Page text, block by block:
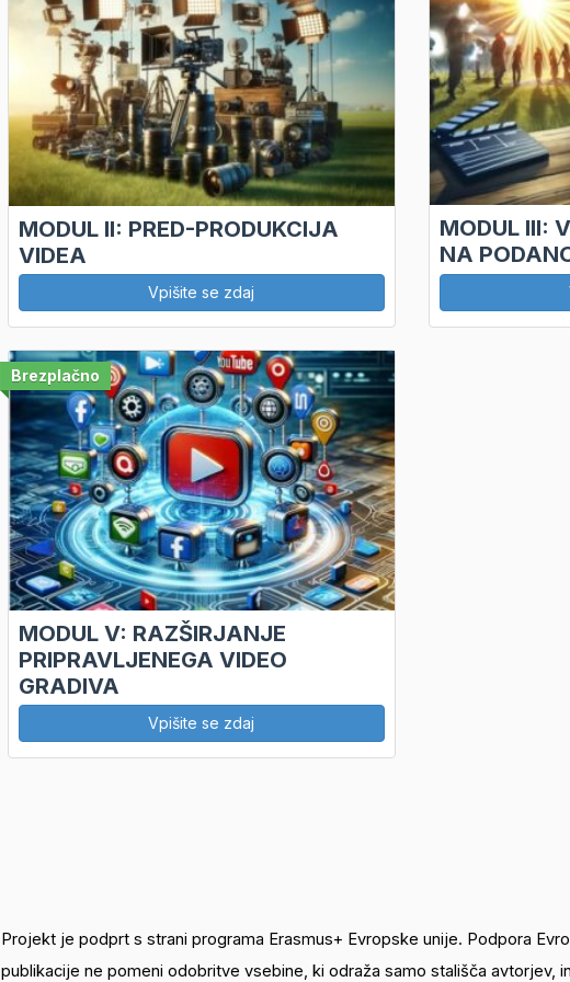
MODUL II: PRED-PRODUKCIJA
VIDEA
Vpišite se zdaj
MODUL III:
NA
Brezplačno
MODUL V: RAZŠIRJANJE
PRIPRAVLJENEGA VIDEO
GRADIVA
Vpišite se zdaj
Projekt je podprt s strani programa Erasmus+ Evropske unije. Podpora
publikacije ne pomeni odobritve vsebine, ki odraža samo stališča avtorjev,